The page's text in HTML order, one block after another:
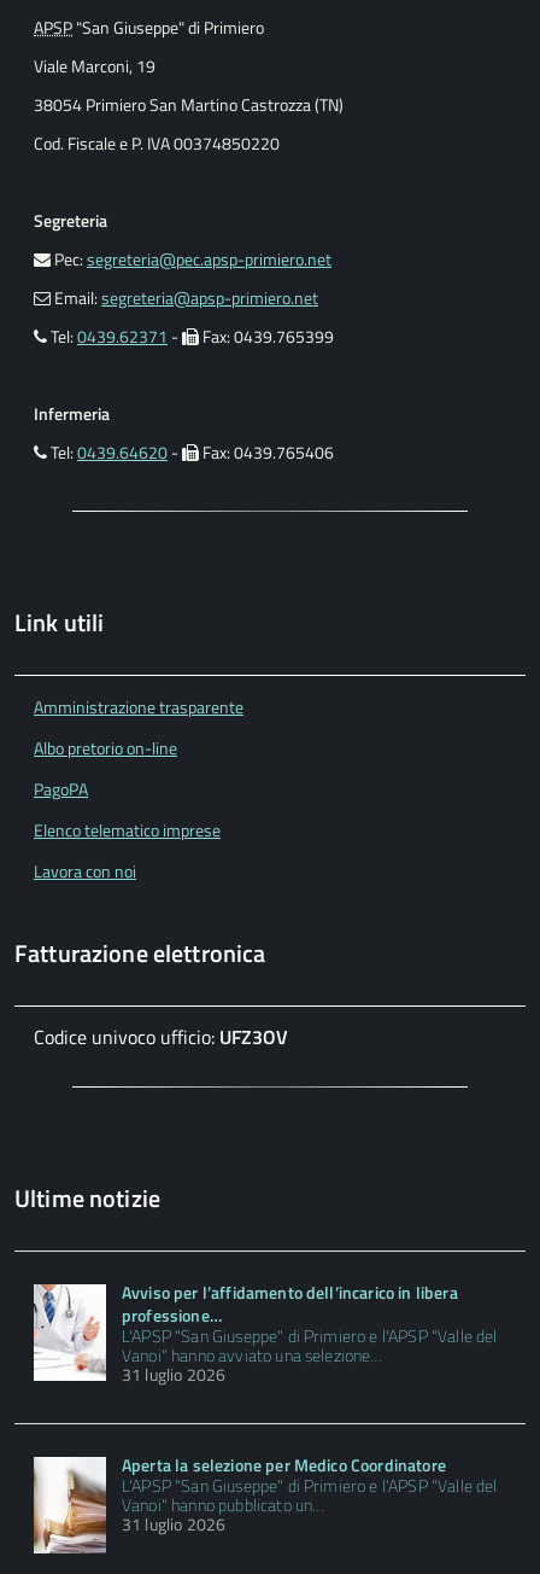
APSP"San Giuseppe" di Primiero
Viale Marconi, 19
38054 Primiero San Martino Castrozza (TN)
Cod. Fiscale e P. IVA 00374850220
Segreteria
Pec:segreteria@pec.apsp-primiero.net
Email:segreteria@apsp-primiero.net
Tel:0439.62371 - Fax: 0439.765399
Infermeria
Tel:0439.64620- Fax: 0439.765406
Link utili
Amministrazione trasparente
Albo pretorio on-line
PagoPA
Elenco telematico imprese
Lavora con noi
Fatturazione elettronica
Codice univoco ufficio: UFZ3OV
Ultime notizie
Avviso per l’affidamento dell’incarico in libera
professione…
L'APSP "San Giuseppe" di Primiero e l'APSP "Valle del
Vanoi" hanno avviato una selezione…
31 luglio 2026
Aperta la selezione per Medico Coordinatore
L'APSP "San Giuseppe" di Primiero e l'APSP "Valle del
Vanoi" hanno pubblicato un…
31 luglio 2026